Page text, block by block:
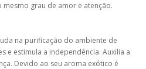
grau de amor e atenção.
na purificação do ambiente de
e estimula a independência. Auxilia a
Devido ao seu aroma exótico é